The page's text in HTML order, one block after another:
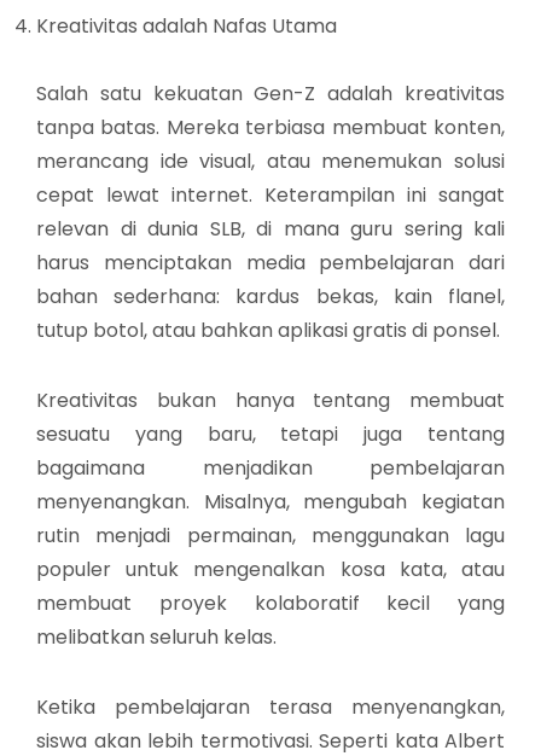
Kreativitas adalah Nafas Utama
Salah satu kekuatan Gen-Z adalah kreativitas
tanpa batas. Mereka terbiasa membuat konten,
merancang ide visual, atau menemukan solusi
cepat lewat internet. Keterampilan ini sangat
relevan di dunia SLB, di mana guru sering kali
harus menciptakan media pembelajaran dari
bahan sederhana: kardus bekas, kain flanel,
tutup botol, atau bahkan aplikasi gratis di ponsel.
Kreativitas bukan hanya tentang membuat
sesuatu yang baru, tetapi juga tentang
bagaimana menjadikan pembelajaran
menyenangkan. Misalnya, mengubah kegiatan
rutin menjadi permainan, menggunakan lagu
populer untuk mengenalkan kosa kata, atau
membuat proyek kolaboratif kecil yang
melibatkan seluruh kelas.
Ketika pembelajaran terasa menyenangkan,
siswa akan lebih termotivasi. Seperti kata Albert